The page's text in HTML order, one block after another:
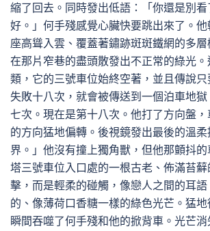
縮了回去。同時發出低語：「你還是別
好。」何手殘感覺心臟快要跳出來了。
座高聳入雲、覆蓋著鏽跡斑斑鐵網的多
在那片窄巷的盡頭散發出不正常的綠光
類，它的三號車位始終空著，並且傳說
失敗十八次，就會被傳送到一個泊車地
七次。現在是第十八次。他打了方向盤
的方向猛地偏轉。後視鏡發出最後的溫
界。」他沒有撞上獨角獸，但他那顫抖
塔三號車位入口處的一根古老、佈滿苔
擊，而是輕柔的碰觸，像戀人之間的耳
的、像薄荷口香糖一樣的綠色光芒。猛地
瞬間吞噬了何手殘和他的掀背車。光芒